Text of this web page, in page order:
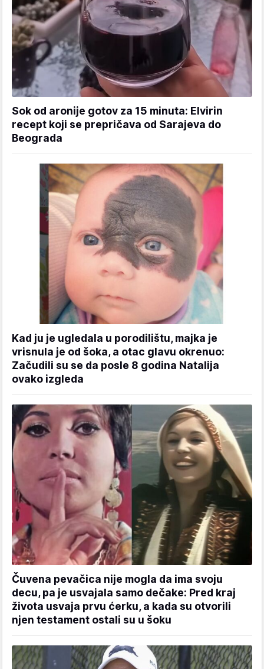
Sok od aronije gotov za 15 minuta: Elvirin
recept koji se prepričava od Sarajeva do
Beograda
Kad ju je ugledala u porodilištu, majka je
vrisnula je od šoka, a otac glavu okrenuo:
Začudili su se da posle 8 godina Natalija
ovako izgleda
Čuvena pevačica nije mogla da ima svoju
decu, pa je usvajala samo dečake: Pred kraj
života usvaja prvu ćerku, a kada su otvorili
njen testament ostali su u šoku